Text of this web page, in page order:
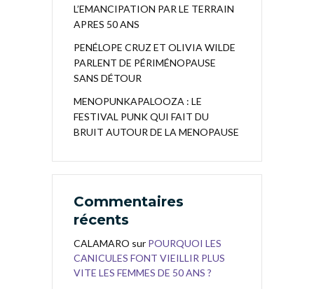
L’EMANCIPATION PAR LE TERRAIN
APRES 50 ANS
PENÉLOPE CRUZ ET OLIVIA WILDE
PARLENT DE PÉRIMÉNOPAUSE
SANS DÉTOUR
MENOPUNKAPALOOZA : LE
FESTIVAL PUNK QUI FAIT DU
BRUIT AUTOUR DE LA MENOPAUSE
Commentaires
récents
CALAMARO sur POURQUOI LES
CANICULES FONT VIEILLIR PLUS
VITE LES FEMMES DE 50 ANS ?